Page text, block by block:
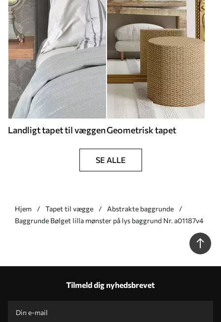
Landligt tapet til væggenGeometrisk tapet
SE ALLE
Hjem Tapet til vægge
Abstrakte baggrunde
Baggrunde Bølget lilla mønster på lys baggrund Nr. a01187v4
Tilmeld dig nyhedsbrevet